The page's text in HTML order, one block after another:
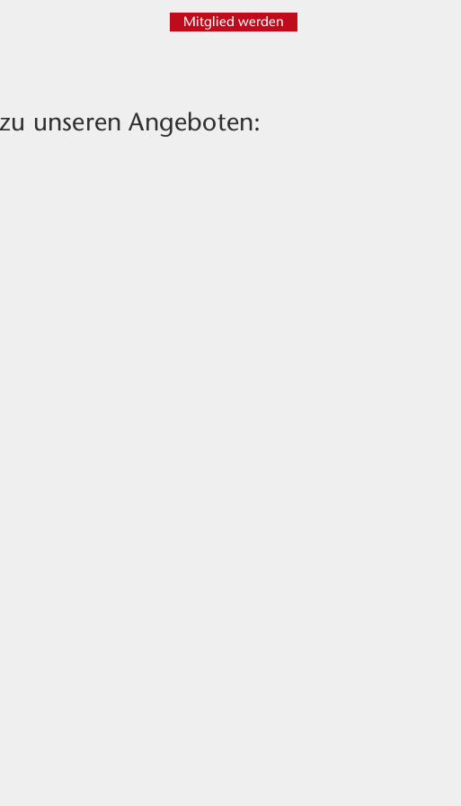
Mitglied werden
unseren Angeboten: